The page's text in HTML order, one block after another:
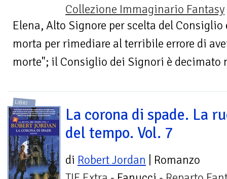
Collezione Immaginario Fantasy
Elena, Alto Signore per scelta del
morta per rimediare al terribile errore di
morte"; il Consiglio dei Signori è decimato
LIBRI
La corona di spade. La
del tempo. Vol. 7
di Robert Jordan | Romanzo